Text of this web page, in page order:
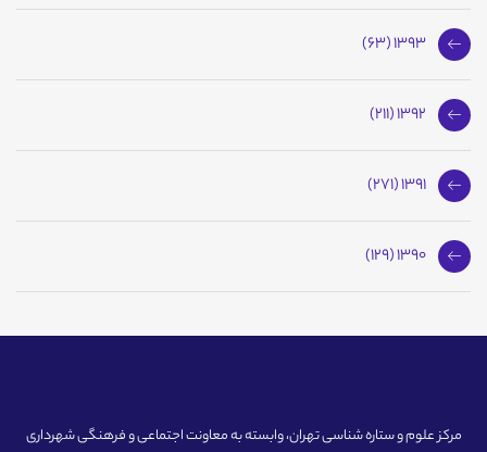
1393 (63)
1392 (211)
1391 (271)
1390 (129)
مرکز علوم و ستاره شناسی تهران، وابسته به معاونت اجتماعی و فرهنگی شهرداری